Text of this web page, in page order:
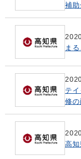
補
ま
テ
修
高